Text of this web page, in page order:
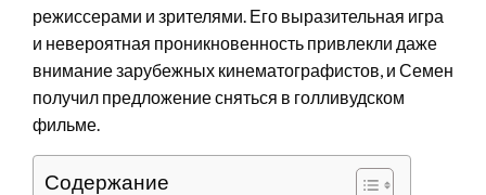
режиссерами и зрителями. Его выразительная игра
и невероятная проникновенность привлекли даже
внимание зарубежных кинематографистов, и Семен
получил предложение сняться в голливудском
фильме.
Содержание